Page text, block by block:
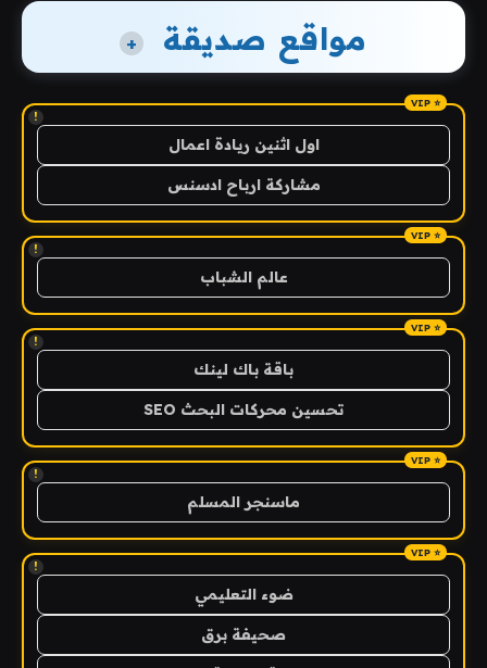
مواقع صديقة +
!
اول اثنين ريادة اعمال
مشاركة ارباح ادسنس
!
عالم الشباب
!
باقة باك لينك
تحسين محركات البحث SEO
!
ماسنجر المسلم
!
ضوء التعليمي
صحيفة برق